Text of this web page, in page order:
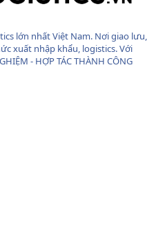
lớn nhất Việt Nam. Nơi giao lưu,
xuất nhập khẩu, logistics. Với
- HỢP TÁC THÀNH CÔNG